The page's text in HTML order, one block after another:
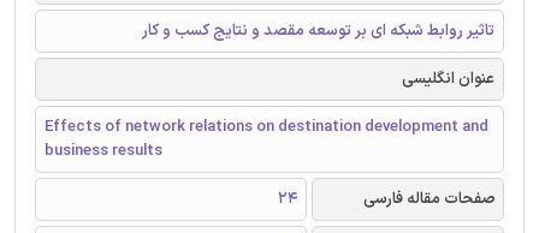
تاثیر روابط شبکه ای بر توسعه مقصد و نتایج کسب و کار
عنوان انگلیسی
Effects of network relations on destination development and
business results
صفحات مقاله فارسی
24